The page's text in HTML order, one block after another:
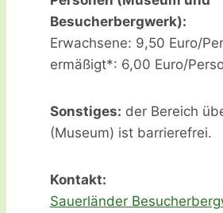
Besucherbergwerk):
Erwachsene: 9,50 Euro/
ermäßigt*: 6,00 Euro/
Sonstiges: der Bereich
(Museum) ist barrierefrei.
Kontakt:
Sauerländer